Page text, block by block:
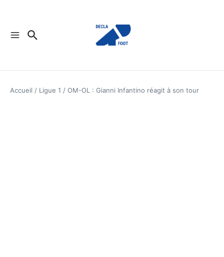
Accueil / Ligue 1 / OM-OL : Gianni Infantino réagit à son tour